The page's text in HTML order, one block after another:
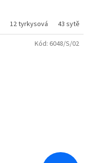
12 tyrkysová 43 sytě
Kód: 6048/S/02